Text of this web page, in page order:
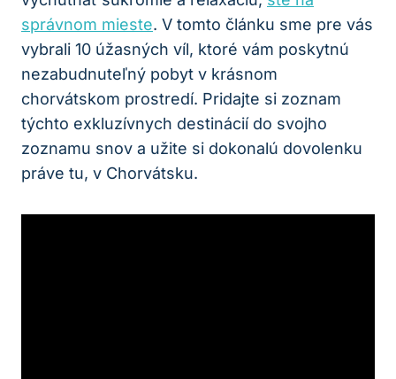
správnom mieste. V tomto článku sme pre‌ vás
vybrali 10 úžasných víl, ktoré‌ vám poskytnú⁣
nezabudnuteľný pobyt v krásnom​
chorvátskom prostredí. Pridajte si zoznam
týchto exkluzívnych destinácií do svojho
zoznamu snov a užite si dokonalú dovolenku
práve tu, v Chorvátsku.